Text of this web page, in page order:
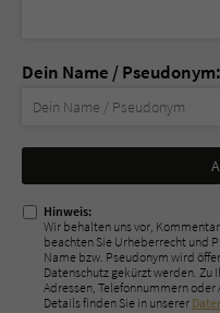
Dein Name / Pseudonym:
Nicht
ausfüllen!
Hinweis:
Wir behalten uns vor,
beachten Sie Urheberrecht und
Name bzw. Pseudonym wird
Datenschutz gekürzt werden. Zu
Adressen, Telefonnummern
Details finden Sie in unserer